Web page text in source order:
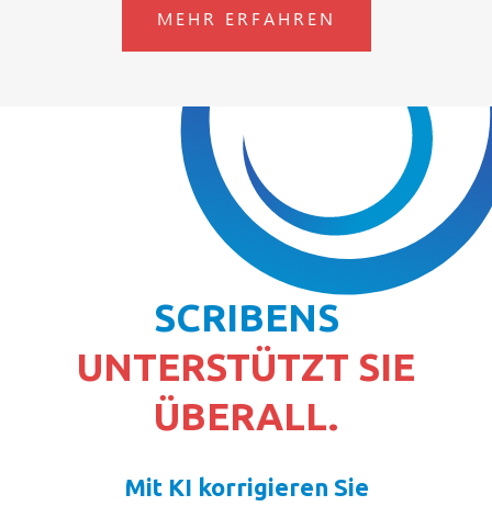
MEHR ERFAHREN
SCRIBENS
UNTERSTÜTZT SIE
ÜBERALL.
Mit KI korrigieren Sie